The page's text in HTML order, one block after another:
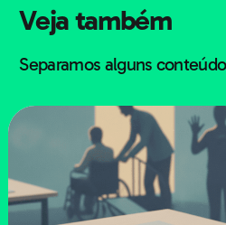
Geografia
Geralmente, questões de
em forma de gráficos,
ilustrações que relacionam
geografia urbana e
Veja também
Separamos alguns